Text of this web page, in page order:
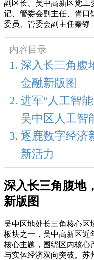
副区长、吴中高新区党工
记、管委会副主任、胥口
委员、管委会副主任秦铮
内容目录
深入长三角腹
金融新版图
进军“人工智
吴中区人工智
逐鹿数字经济
新活力
深入长三角腹地
新版图
吴中区地处长三角核心区
板块之一，吴中高新区近
核心主题，围绕区内核心
与实体经济双向突破。苏